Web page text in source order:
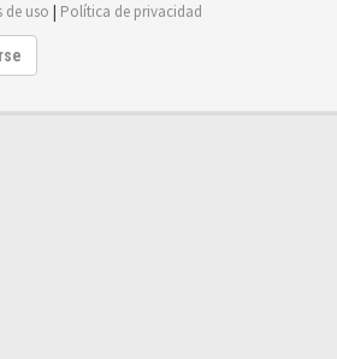
de uso | Política de privacidad